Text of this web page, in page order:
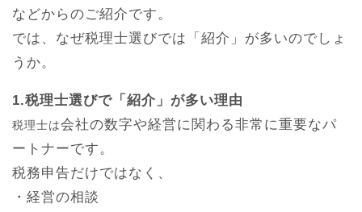
などからのご紹介です。
では、なぜ税理士選びでは「紹介」が多いのでしょ
うか。
1.税理士選びで「紹介」が多い理由
税理士は会社の数字や経営に関わる非常に重要なパ
ートナーです。
税務申告だけではなく、
・経営の相談